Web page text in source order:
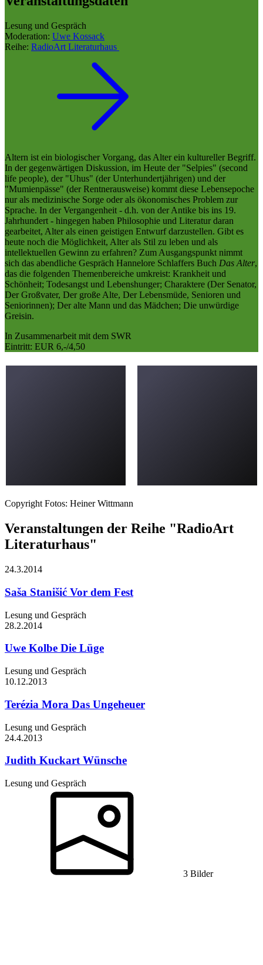
Lesung und Gespräch
Moderation: Uwe Kossack
Reihe: RadioArt Literaturhaus
Altern ist ein biologischer Vorgang, das Alter ein kultureller Begriff.
In der gegenwärtigen Diskussion, im Heute der "Selpies" (second
life people), der "Uhus" (der Unterhundertjährigen) und der
"Mumienpässe" (der Rentnerausweise) kommt diese Lebensepoche
nur als medizinische Sorge oder als ökonomisches Problem zur
Sprache. In der Vergangenheit - d.h. von der Antike bis ins 19.
Jahrhundert - hingegen haben Philosophie und Literatur daran
gearbeitet, Alter als einen geistigen Entwurf darzustellen. Gibt es
heute noch die Möglichkeit, Alter als Stil zu leben und als
intellektuellen Gewinn zu erfahren? Zum Ausgangspunkt nimmt
sich das abendliche Gespräch Hannelore Schlaffers Buch Das Alter,
das die folgenden Themenbereiche umkreist: Krankheit und
Schönheit; Todesangst und Lebenshunger; Charaktere (Der Senator,
Der Großvater, Der große Alte, Der Lebensmüde, Senioren und
Seniorinnen); Der alte Mann und das Mädchen; Die unwürdige
Greisin.
In Zusammenarbeit mit dem SWR
Eintritt: EUR 6,-/4,50
Copyright Fotos: Heiner Wittmann
Veranstaltungen der Reihe "RadioArt
Literaturhaus"
24.3.2014
Saša Stanišić Vor dem Fest
Lesung und Gespräch
28.2.2014
Uwe Kolbe Die Lüge
Lesung und Gespräch
10.12.2013
Terézia Mora Das Ungeheuer
Lesung und Gespräch
24.4.2013
Judith Kuckart Wünsche
Lesung und Gespräch
3 Bilder